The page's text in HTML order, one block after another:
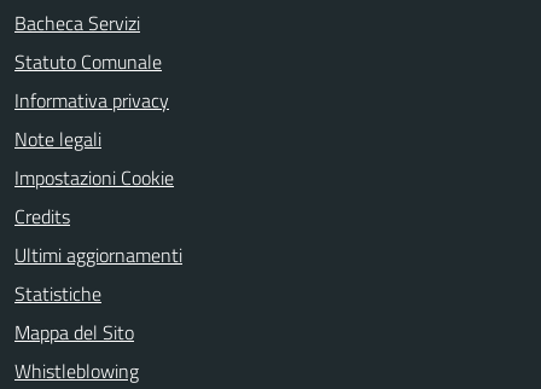
Bacheca Servizi
Statuto Comunale
Informativa privacy
Note legali
Impostazioni Cookie
Credits
Ultimi aggiornamenti
Statistiche
Mappa del Sito
Whistleblowing